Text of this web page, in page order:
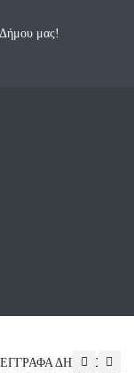
μας!
ΣΥΜΒΑΣΗ